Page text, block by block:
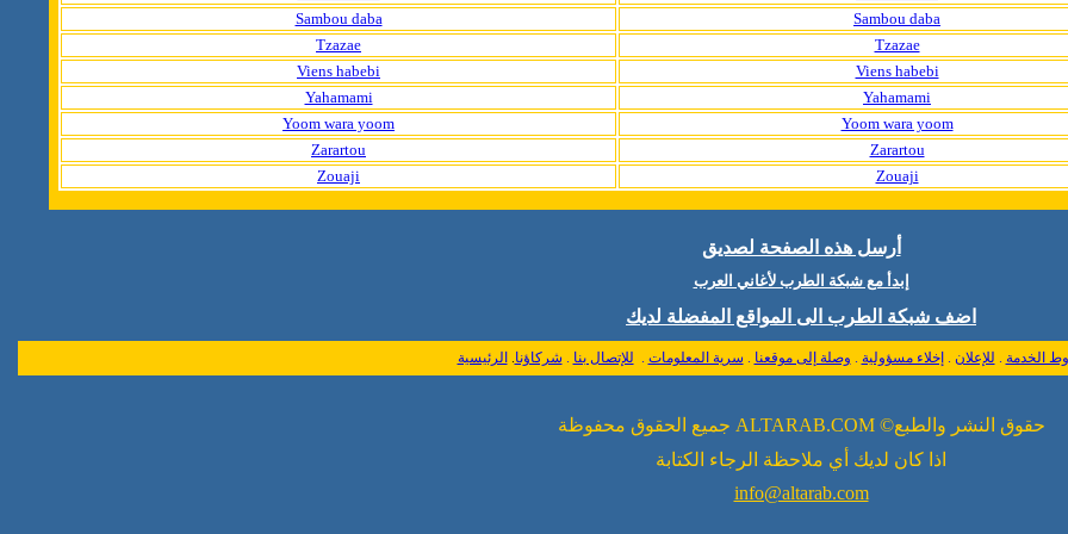
Sambou daba
Sambou daba
Tzazae
Tzazae
Viens habebi
Viens habebi
Yahamami
Yahamami
Yoom wara yoom
Yoom wara yoom
Zarartou
Zarartou
Zouaji
Zouaji
أرسل هذه الصفحة لصديق
إبدأ مع شبكة الطرب لأغاني العرب
اضف شبكة الطرب الى المواقع المفضلة لديك
الخدمة . للإعلان . إخلاء مسؤولية . وصلة إلى موقعنا . سرية المعلومات . للإتصال بنا . شركاؤنا. الرئيسية
حقوق النشر والطبع© ALTARAB.COM جميع الحقوق محفوظة
اذا كان لديك أي ملاحظة الرجاء الكتابة
info@altarab.com